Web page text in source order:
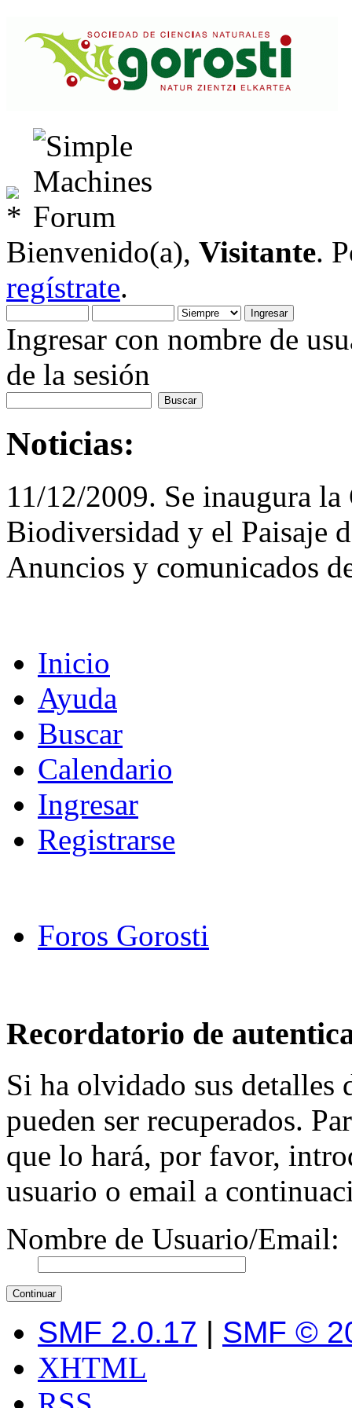
Bienvenido(a), Visitante.
regístrate.
Ingresar con nombre de
de la sesión
Noticias:
11/12/2009. Se inaugura
Biodiversidad y el Paisaje
Anuncios y comunicados
Inicio
Ayuda
Buscar
Calendario
Ingresar
Registrarse
Foros Gorosti
Recordatorio de
Si ha olvidado sus detalles
pueden ser recuperados.
que lo hará, por favor,
usuario o email a
Nombre de Usuario/Email:
SMF 2.0.17 | SMF ©
XHTML